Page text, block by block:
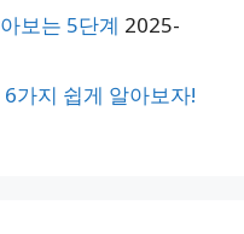
보는 5단계 2025-
가지 쉽게 알아보자!